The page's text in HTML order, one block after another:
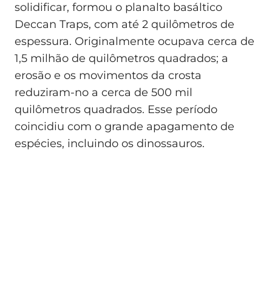
solidificar, formou o planalto basáltico
Deccan Traps, com até 2 quilômetros de
espessura. Originalmente ocupava cerca de
1,5 milhão de quilômetros quadrados; a
erosão e os movimentos da crosta
reduziram-no a cerca de 500 mil
quilômetros quadrados. Esse período
coincidiu com o grande apagamento de
espécies, incluindo os dinossauros.